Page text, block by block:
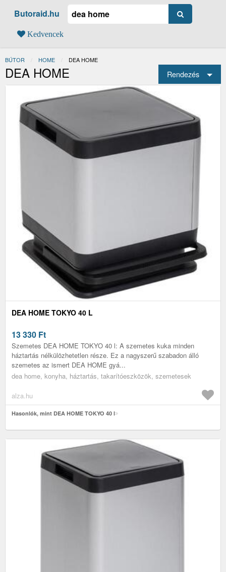
Butoraid.hu
Kedvencek
BÚTOR HOME JELENLEGI:
DEA HOME
DEA HOME Rendezés
DEA HOME TOKYO 40 L
13 330 Ft
Szemetes DEA HOME TOKYO 40 l: A szemetes kuka minden
háztartás nélkülözhetetlen része. Ez a nagyszerű szabadon álló
szemetes az ismert DEA HOME gyá...
dea home, konyha, háztartás, takarítóeszközök, szemetesek
alza.hu
Hasonlók, mint DEA HOME TOKYO 40 l